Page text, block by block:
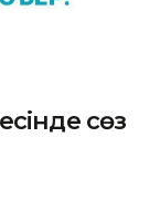
сөз